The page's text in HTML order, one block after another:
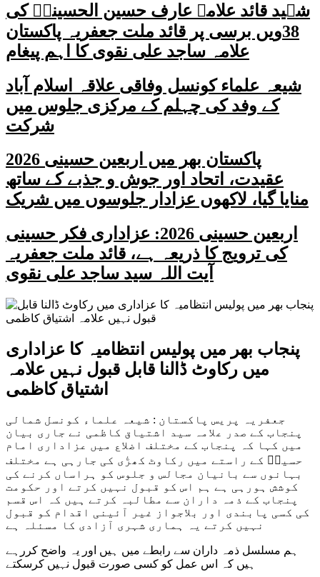
شہید قائد علامہ عارف حسین الحسینیؒ کی
38ویں برسی پر قائد ملت جعفریہ پاکستان
علامہ ساجد علی نقوی کا اہم پیغام
شیعہ علماء کونسل وفاقی علاقہ اسلام آباد
کے وفد کی چہلم کے مرکزی جلوس میں
شرکت
پاکستان بھر میں اربعین حسینی 2026
عقیدت، اتحاد اور جوش و جذبے کے ساتھ
منایا گیا، لاکھوں عزادار جلوسوں میں شریک
اربعین حسینی 2026: عزاداری فکر حسینی
کی ترویج کا ذریعہ ہے، قائد ملت جعفریہ
آیت اللہ سید ساجد علی نقوی
پنجاب بھر میں پولیس انتظامیہ کا عزاداری
میں رکاوٹ ڈالنا قابل قبول نہیں علامہ
اشتیاق کاظمی
جعفریہ پریس پاکستان : شیعہ علماء کونسل شمالی
پنجاب کے صدر علامہ سید اشتیاق کاظمی نے جاری بیان
میں کہا کہ پنجاب کے مختلف اضلاع میں عزاداری امام
حسینؑ کے راستے میں رکاوٹ کھڑٰی کی جارہی ہے مختلف
بہانوں سے بانیان مجالس و جلوس کو ہراساں کرنے کی
کوشش ہورہی ہے ہم اس کو قبول نہیں کرتے اور حکومت
پنجاب کے ذمہ داران سے مطالبہ کرتے ہیں کہ اس قسم
کی کسی پابندی اور بلاجواز غیر آئینی اقدام کو قبول
نہیں کرتے یہ ہماری شہری آزادی کا مسئلہ ہے
ہم مسلسل ذمہ داران سے رابطے میں ہیں اور یہ واضح کررہے
ہیں کہ اس عمل کو کسی صورت قبول نہیں کرسکتے